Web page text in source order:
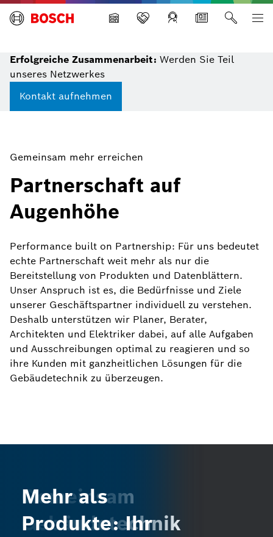
Building Technologies
Erfolgreiche Zusammenarbeit: Werden Sie Teil
unseres Netzwerkes
Kontakt aufnehmen
Gemeinsam mehr erreichen
Partnerschaft auf
Augenhöhe
Performance built on Partnership: Für uns bedeutet
echte Partnerschaft weit mehr als nur die
Bereitstellung von Produkten und Datenblättern.
Unser Anspruch ist es, die Bedürfnisse und Ziele
unserer Geschäftspartner individuell zu verstehen.
Deshalb unterstützen wir Planer, Berater,
Architekten und Elektriker dabei, auf alle Aufgaben
und Ausschreibungen optimal zu reagieren und so
ihre Kunden mit ganzheitlichen Lösungen für die
Gebäudetechnik zu überzeugen.
Gemeinsam
Gebäudetechnik
Mehr als
Produkte: Ihr
Gebäudesicherheit
ist unsere Stärke